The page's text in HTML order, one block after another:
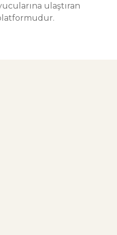
ulaştıran